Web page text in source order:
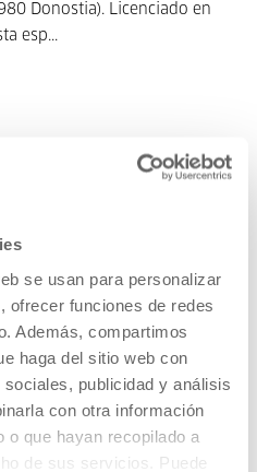
se usan para personalizar
ofrecer funciones de redes
Además, compartimos
haga del sitio web con
publicidad y análisis
con otra información
o que hayan recopilado a
de sus servicios. Puede
Donostia). Licenciado en
esp...
es una dibujante de cómics e